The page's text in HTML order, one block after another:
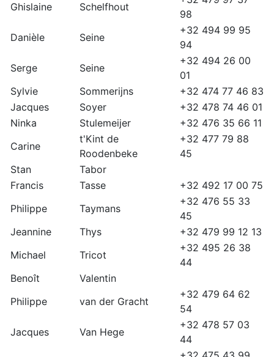
Ghislaine Schelfhout
98
Danièle
Seine
+32 494 99 95
94
Serge
Seine
+32 494 26 00
01
Sylvie
Sommerijns
+32 474 77 46 83
Jacques
Soyer
+32 478 74 46 01
Ninka
Stulemeijer
+32 476 35 66 11
Carine
t'Kint de
Roodenbeke
+32 477 79 88
45
Stan
Tabor
Francis
Tasse
+32 492 17 00 75
Philippe
Taymans
+32 476 55 33
45
Jeannine
Thys
+32 479 99 12 13
Michael
Tricot
+32 495 26 38
44
Benoît
Valentin
Philippe
van der Gracht
+32 479 64 62
54
Jacques
Van Hege
+32 478 57 03
44